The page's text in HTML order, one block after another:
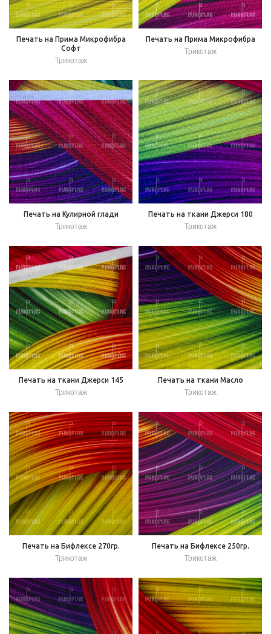
Печать на Прима Микрофибра
Софт
Трикотаж
Печать на Прима Микрофибра
Трикотаж
Печать на Кулирной глади
Трикотаж
Печать на ткани Джерси 180
Трикотаж
Печать на ткани Джерси 145
Трикотаж
Печать на ткани Масло
Трикотаж
Печать на Бифлексе 270гр.
Трикотаж
Печать на Бифлексе 250гр.
Трикотаж